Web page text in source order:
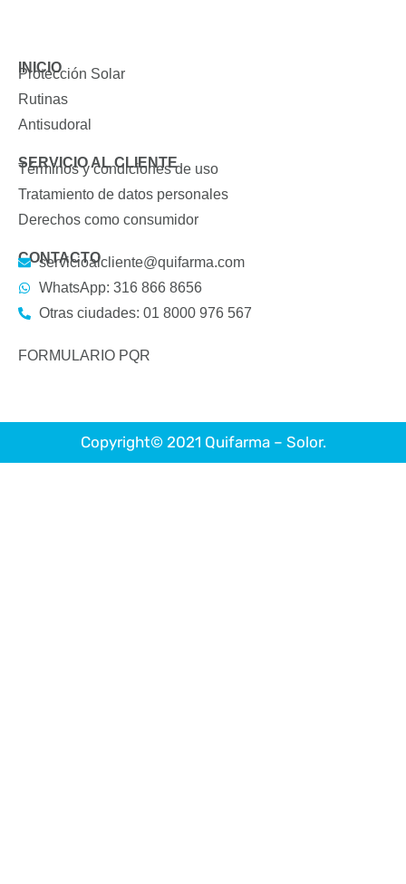
INICIO
Protección Solar
Rutinas
Antisudoral
SERVICIO AL CLIENTE
Términos y condiciones de uso
Tratamiento de datos personales
Derechos como consumidor
CONTACTO
servicioalcliente@quifarma.com
WhatsApp: 316 866 8656
Otras ciudades: 01 8000 976 567
FORMULARIO PQR
Copyright© 2021 Quifarma – Solor.